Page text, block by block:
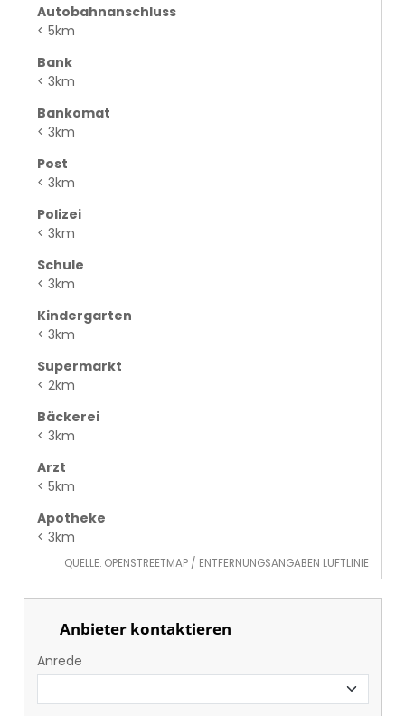
Autobahnanschluss
< 5km
Bank
< 3km
Bankomat
< 3km
Post
< 3km
Polizei
< 3km
Schule
< 3km
Kindergarten
< 3km
Supermarkt
< 2km
Bäckerei
< 3km
Arzt
< 5km
Apotheke
< 3km
QUELLE: OPENSTREETMAP / ENTFERNUNGSANGABEN LUFTLINIE
Anbieter kontaktieren
Anrede